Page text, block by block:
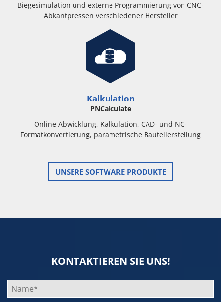
Biegesimulation und externe Programmierung von CNC-
Abkantpressen verschiedener Hersteller
Kalkulation
PNCalculate
Online Abwicklung, Kalkulation, CAD- und NC-
Formatkonvertierung, parametrische Bauteilerstellung
UNSERE SOFTWARE PRODUKTE
KONTAKTIEREN SIE UNS!